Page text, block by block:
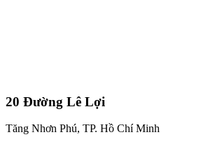
20 Đường Lê Lợi
Tăng Nhơn Phú, TP. Hồ Chí Minh